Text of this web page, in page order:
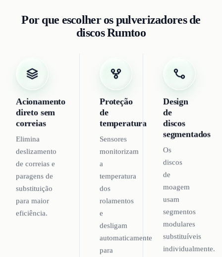
Por que escolher os pulverizadores de
discos Rumtoo
Acionamento
direto sem
correias
Elimina
deslizamento
de correias e
paragens de
substituição
para maior
eficiência.
Proteção
de
temperatura
Sensores
monitorizam
a
temperatura
dos
rolamentos
e
desligam
automaticamente
para
Design
de
discos
segmentados
Os
discos
de
moagem
usam
segmentos
modulares
substituíveis
individualmente.